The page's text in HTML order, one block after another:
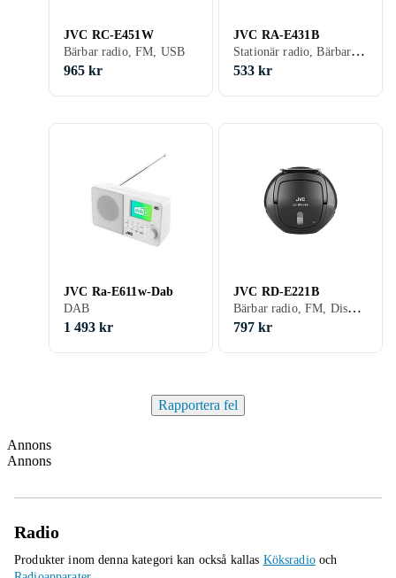
JVC RC-E451W
Bärbar radio, FM, USB
965 kr
JVC RA-E431B
Stationär radio, Bärbar radio, FM
533 kr
JVC Ra-E611w-Dab
DAB
1 493 kr
JVC RD-E221B
Bärbar radio, FM, Display, USB, Analog 3,5mm-ingång (Aux)
797 kr
Rapportera fel
Annons
Annons
Radio
Produkter inom denna kategori kan också kallas Köksradiooch